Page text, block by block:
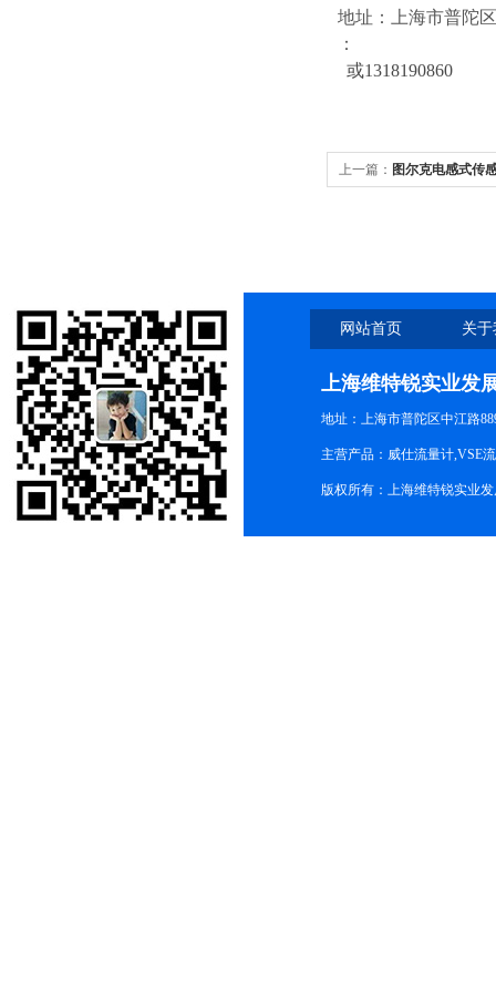
地址：上海市普陀
：
或1318190860
上一篇： 图尔克电感式传
网站首页 关
上海维特锐实业发
地址：上海市普陀区中江路
主营产品：威仕流量计,VSE
版权所有：上海维特锐实业